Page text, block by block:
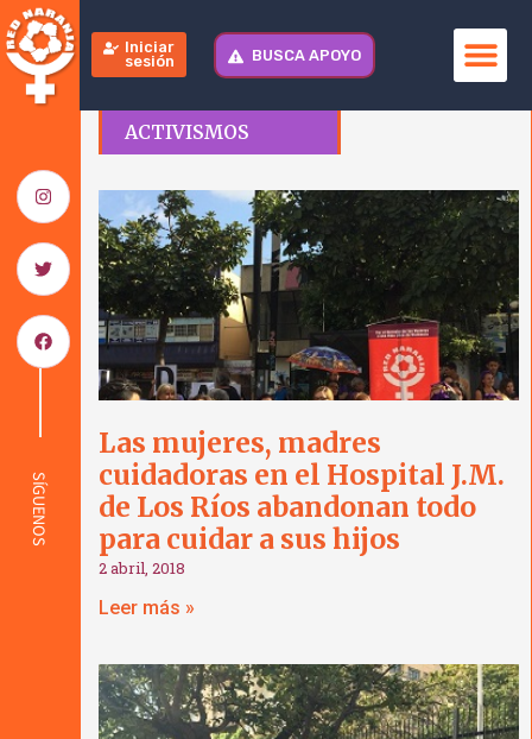
Iniciar
sesión
BUSCA APOYO
SÍGUENOS
ACTIVISMOS
Las mujeres, madres
cuidadoras en el Hospital J.M.
de Los Ríos abandonan todo
para cuidar a sus hijos
2 abril, 2018
Leer más »